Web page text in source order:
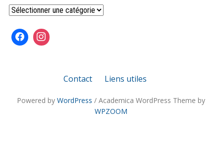
Catégories
Contact Liens utiles
Powered by WordPress / Academica WordPress Theme by
WPZOOM